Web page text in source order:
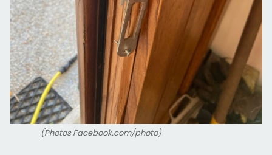
(Photos Facebook.com/photo)